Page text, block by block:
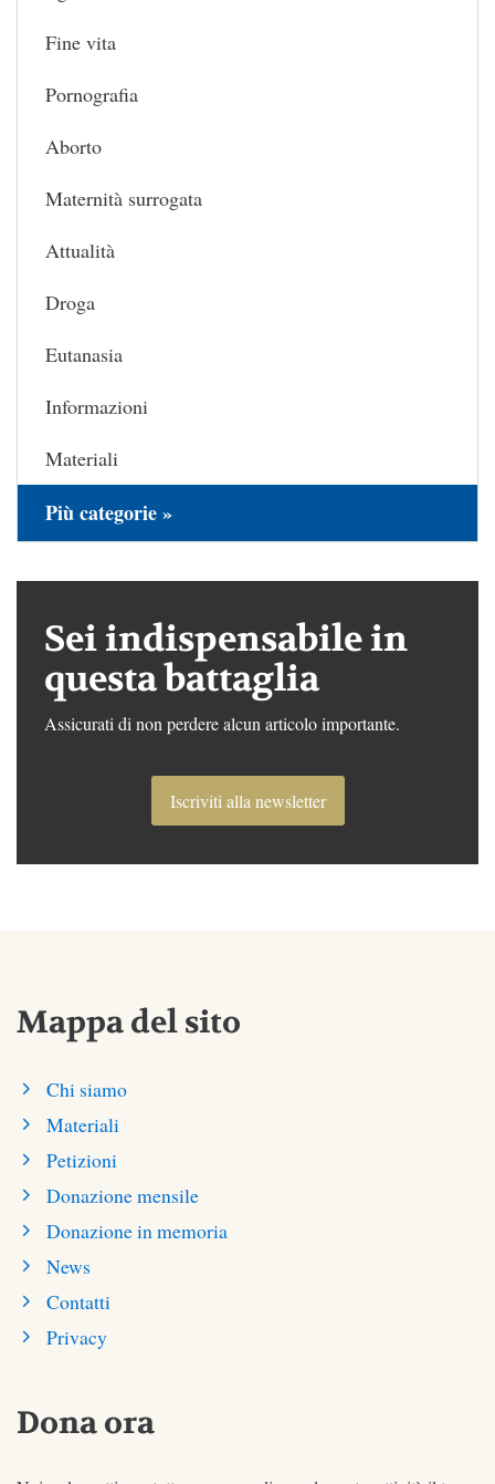
Fine vita
Pornografia
Aborto
Maternità surrogata
Attualità
Droga
Eutanasia
Informazioni
Materiali
Più categorie »
Sei indispensabile in
questa battaglia
Assicurati di non perdere alcun articolo importante.
Iscriviti alla newsletter
Mappa del sito
Chi siamo
Materiali
Petizioni
Donazione mensile
Donazione in memoria
News
Contatti
Privacy
Dona ora